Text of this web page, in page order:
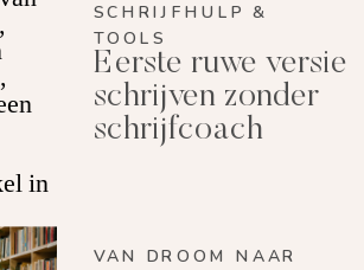
SCHRIJFHULP &
TOOLS
Eerste ruwe versie
schrijven zonder
schrijfcoach
VAN DROOM NAAR